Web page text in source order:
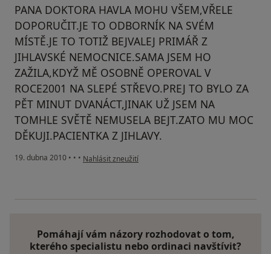
PANA DOKTORA HAVLA MOHU VŠEM,VŘELE
DOPORUČIT.JE TO ODBORNÍK NA SVÉM
MÍSTĚ.JE TO TOTIŽ BEJVALEJ PRIMÁŘ Z
JIHLAVSKÉ NEMOCNICE.SAMA JSEM HO
ZAŽILA,KDYŽ MĚ OSOBNĚ OPEROVAL V
ROCE2001 NA SLEPÉ STŘEVO.PREJ TO BYLO ZA
PĚT MINUT DVANÁCT,JINAK UŽ JSEM NA
TOMHLE SVĚTĚ NEMUSELA BEJT.ZATO MU MOC
DĚKUJI.PACIENTKA Z JIHLAVY.
19. dubna 2010 • • • podle názoru uživatele Pacient
Nahlásit zneužití
Pomáhají vám názory rozhodovat o tom,
kterého specialistu nebo ordinaci navštívit?